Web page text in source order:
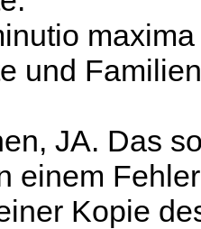
und
JA. Das
einem
Kopie